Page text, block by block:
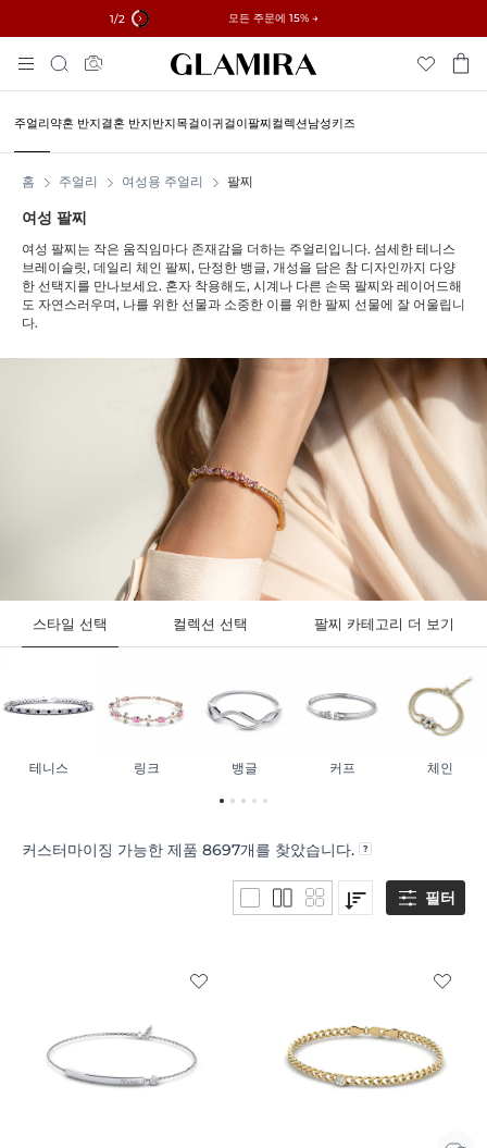
1/2 모든 주문에 15% →
✓60일 이내 반품 가능 ✓무료 사이즈 조정
To
Content
검
주얼리약혼 반지결혼 반지반지목걸이귀걸이팔찌컬렉션남성키즈
홈 주얼리 여성용 주얼리 팔찌
여성 팔찌
여성 팔찌는 작은 움직임마다 존재감을 더하는 주얼리입니다. 섬세한 테니스
브레이슬릿, 데일리 체인 팔찌, 단정한 뱅글, 개성을 담은 참 디자인까지 다양
한 선택지를 만나보세요. 혼자 착용해도, 시계나 다른 손목 팔찌와 레이어드해
도 자연스러우며, 나를 위한 선물과 소중한 이를 위한 팔찌 선물에 잘 어울립니
다.
스타일 선택 컬렉션 선택 팔찌 카테고리 더 보기
테니스 링크 뱅글 커프 체인
커스터마이징 가능한 제품 8697개를 찾았습니다.
필터